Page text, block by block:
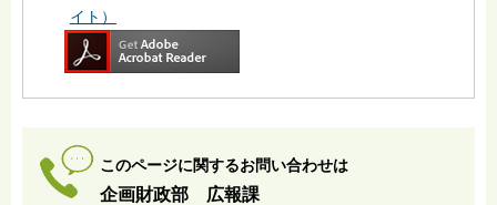
イト）
このページに関するお問い合わせは
企画財政部 広報課